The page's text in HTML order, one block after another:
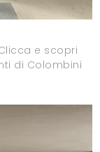
e scopri
di Colombini